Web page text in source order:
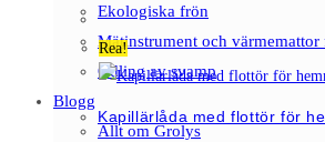
Ekologiska frön
Mätinstrument och
Odling av svamp
Blogg
Allt om Grolys
Rea!
Kapillärlåda med flottör för